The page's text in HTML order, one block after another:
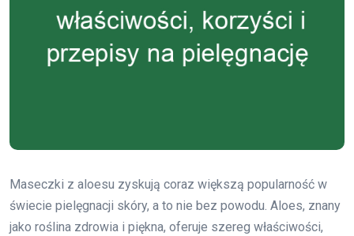
Maseczki z aloesu zyskują coraz większą popularność w
świecie pielęgnacji skóry, a to nie bez powodu. Aloes, znany
jako roślina zdrowia i piękna, oferuje szereg właściwości,